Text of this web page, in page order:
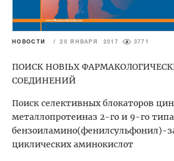
НОВОСТИ / 20 ЯНВАРЯ 2017 3771
ПОИСК НОВЫХ
СОЕДИНЕНИЙ
Поиск селективных блокаторов
металлопротеиназ 2-го и 9-го
бензоиламино(фенилсульфонил)-
циклических аминокислот